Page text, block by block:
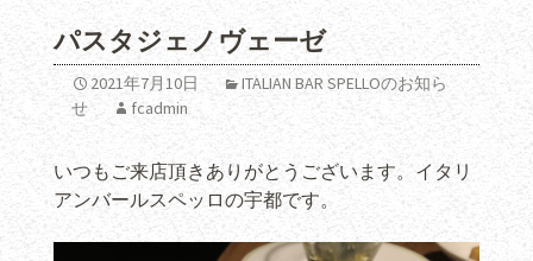
パスタジェノヴェーゼ
2021年7月10日
ITALIAN BAR SPELLOのお知ら
せ
fcadmin
いつもご来店頂きありがとうございます。イタリ
アンバールスペッロの宇都です。